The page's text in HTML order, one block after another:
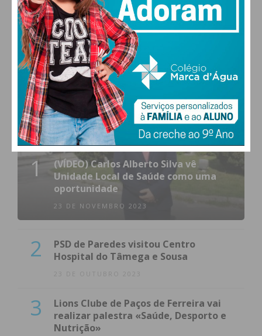
MAIS POPULARES
1
(VÍDEO) Carlos Alberto Silva vê
Unidade Local de Saúde como uma
oportunidade
23 DE NOVEMBRO 2023
2
PSD de Paredes visitou Centro
Hospital do Tâmega e Sousa
23 DE OUTUBRO 2023
3
Lions Clube de Paços de Ferreira vai
realizar palestra «Saúde, Desporto e
Nutrição»